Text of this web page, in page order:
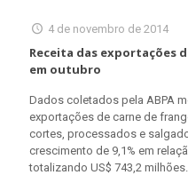
4 de novembro de 2014
Receita das exportações
em outubro
Dados coletados pela ABPA
exportações de carne de
cortes, processados e
crescimento de 9,1% em
totalizando US$ 743,2